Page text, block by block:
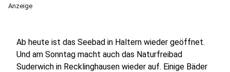
Anzeige
Ab heute ist das Seebad in Haltern wieder geöffnet.
Und am Sonntag macht auch das Naturfreibad
Suderwich in Recklinghausen wieder auf. Einige Bäder